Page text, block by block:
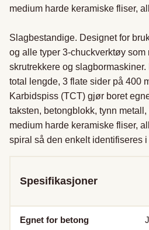
medium harde keramiske fliser,
Slagbestandige. Designet for
og alle typer 3-chuckverktøy som
skrutrekkere og
total lengde, 3 flate sider på 400
Karbidspiss (TCT) gjør boret
taksten, betongblokk, tynn metall,
medium harde keramiske fliser,
spiral så den enkelt identifiseres
Spesifikasjoner
Egnet for betong